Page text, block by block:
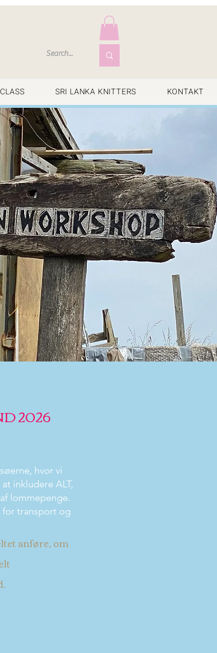
SRI LANKA KNITTERS KONTAKT
2026
hvor vi
inkludere ALT,
lommepenge.
for transport og
anføre, om